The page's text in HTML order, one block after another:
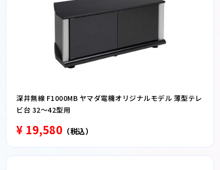
深井無線 F1000MB ヤマダ電機オリジナルモデル 薄型テレ
ビ台 32〜42型用
¥ 19,580 （税込）